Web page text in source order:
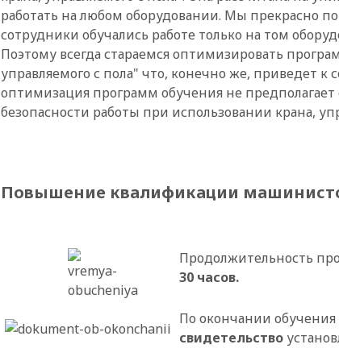
работать на любом оборудовании. Мы прекрасно
сотрудники обучались работе только на том
Поэтому всегда стараемся оптимизировать
управляемого с пола" что, конечно же, приведет
оптимизация программ обучения не
безопасности работы при использовании крана,
Повышение квалификации
Продолжительность
30 часов.
По окончании обучения
свидетельство